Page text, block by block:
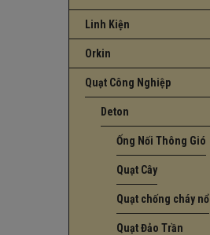
Linh Kiện
Orkin
Quạt Công Nghiệp
Deton
Ống Nối Thông Gió
Quạt Cây
Quạt chống cháy nổ
Quạt Đảo Trần